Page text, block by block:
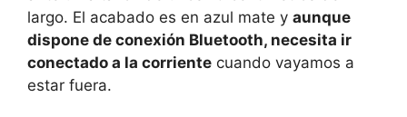
largo. El acabado es en azul mate y aunque
dispone de conexión Bluetooth, necesita ir
conectado a la corriente cuando vayamos a
estar fuera.